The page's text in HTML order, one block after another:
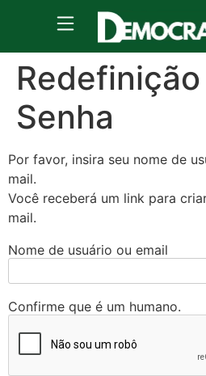
Senha
Por favor, insira seu nome de
mail.
Você receberá um link para
mail.
Nome de usuário ou email
Confirme que é um humano.